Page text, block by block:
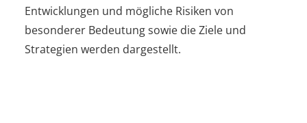
Entwicklungen und mögliche Risiken von
besonderer Bedeutung sowie die Ziele und
Strategien werden dargestellt.